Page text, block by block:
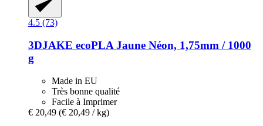
4.5 (73)
3DJAKE ecoPLA Jaune Néon, 1,75mm / 1000
g
Made in EU
Très bonne qualité
Facile à Imprimer
€ 20,49 (€ 20,49 / kg)